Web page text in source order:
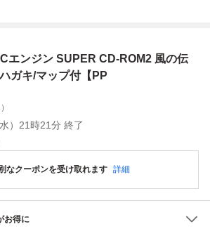
エンジン SUPER CD-ROM2 風の伝
ガキ/マップ付【PP
）21時21分 終了
なクーポンを受け取れます 詳細
お得に